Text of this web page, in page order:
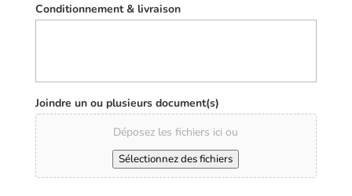
Conditionnement & livraison
Joindre un ou plusieurs document(s)
Déposez les fichiers ici ou
Sélectionnez des fichiers